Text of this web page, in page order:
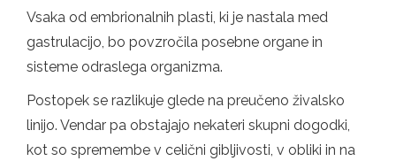
Vsaka od embrionalnih plasti, ki je nastala med
gastrulacijo, bo povzročila posebne organe in
sisteme odraslega organizma.
Postopek se razlikuje glede na preučeno živalsko
linijo. Vendar pa obstajajo nekateri skupni dogodki,
kot so spremembe v celični gibljivosti, v obliki in na